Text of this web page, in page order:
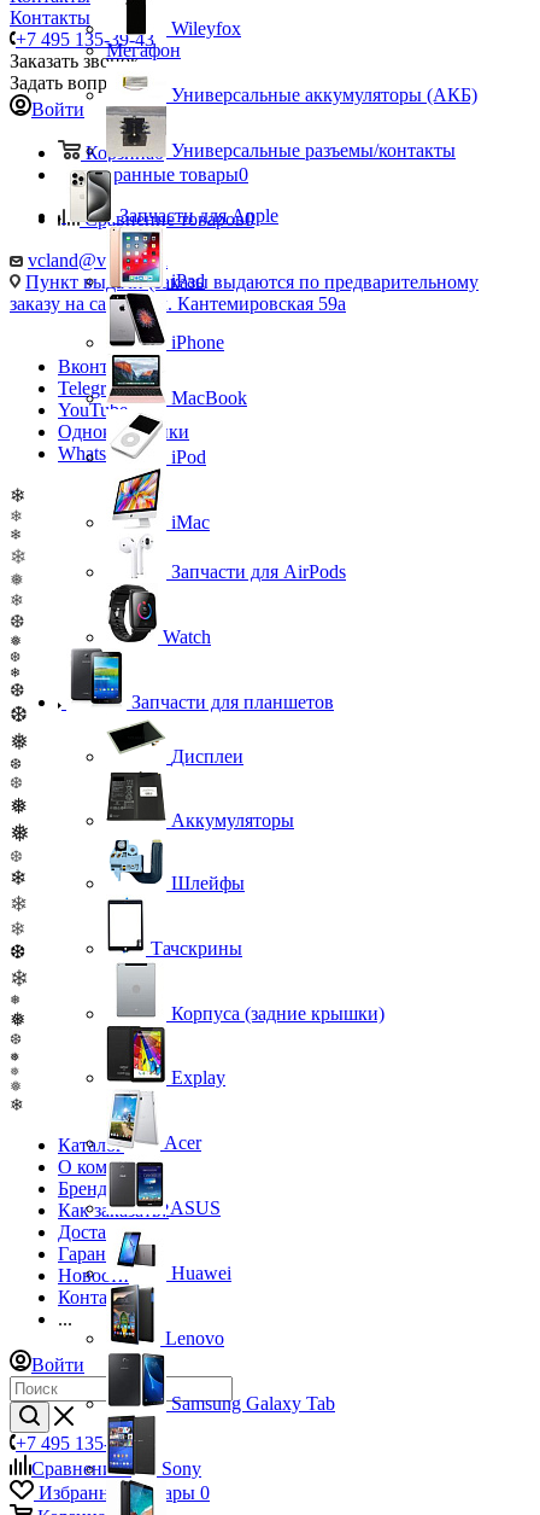
Контакты
+7 495 135-39-43
Заказать звонок
Задать вопрос
Войти
Корзина0
Избранные товары0
Сравнение товаров0
vcland@vcland.ru
Пункт выдачи (заказы выдаются по предварительному
заказу на сайте), ул. Кантемировская 59а
Вконтакте
Telegram
YouTube
Одноклассники
WhatsApp
❄
❄
❄
❄
❅
❄
❆
❅
❆
❄
❆
❆
❅
❆
❆
❅
❅
❆
❄
❄
❄
❆
❄
❅
❅
❆
❅
❅
❅
❄
Каталог
О компании
Бренды
Как заказать?
Доставка
Гарантия
Новости
Контакты
...
Войти
+7 495 135-39-43
Сравнение0
Избранные товары 0
Wileyfox
Мегафон
Универсальные аккумуляторы (АКБ)
Универсальные разъемы/контакты
Запчасти для Apple
iPad
iPhone
MacBook
iPod
iMac
Запчасти для AirPods
Watch
Запчасти для планшетов
Дисплеи
Аккумуляторы
Шлейфы
Тачскрины
Корпуса (задние крышки)
Explay
Acer
ASUS
Huawei
Lenovo
Samsung Galaxy Tab
Sony